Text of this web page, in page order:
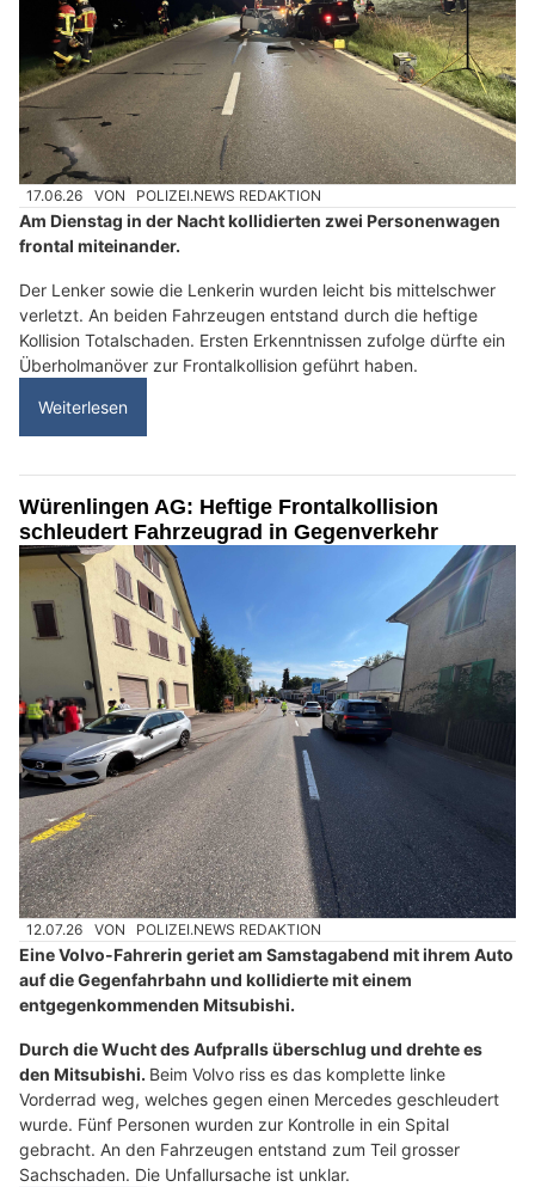
17.06.26 VON POLIZEI.NEWS REDAKTION
Am Dienstag in der Nacht kollidierten zwei Personenwagen
frontal miteinander.
Der Lenker sowie die Lenkerin wurden leicht bis mittelschwer
verletzt. An beiden Fahrzeugen entstand durch die heftige
Kollision Totalschaden. Ersten Erkenntnissen zufolge dürfte ein
Überholmanöver zur Frontalkollision geführt haben.
Weiterlesen
Würenlingen AG: Heftige Frontalkollision
schleudert Fahrzeugrad in Gegenverkehr
12.07.26 VON POLIZEI.NEWS REDAKTION
Eine Volvo-Fahrerin geriet am Samstagabend mit ihrem Auto
auf die Gegenfahrbahn und kollidierte mit einem
entgegenkommenden Mitsubishi.
Durch die Wucht des Aufpralls überschlug und drehte es
den Mitsubishi. Beim Volvo riss es das komplette linke
Vorderrad weg, welches gegen einen Mercedes geschleudert
wurde. Fünf Personen wurden zur Kontrolle in ein Spital
gebracht. An den Fahrzeugen entstand zum Teil grosser
Sachschaden. Die Unfallursache ist unklar.